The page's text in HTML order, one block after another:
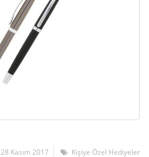
28 Kasım 2017 Kişiye Özel Hediyeler